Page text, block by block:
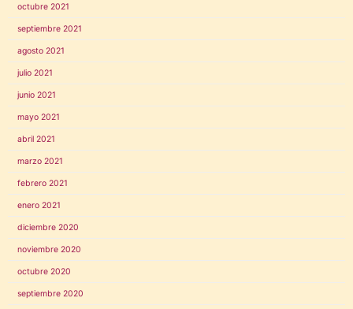
octubre 2021
septiembre 2021
agosto 2021
julio 2021
junio 2021
mayo 2021
abril 2021
marzo 2021
febrero 2021
enero 2021
diciembre 2020
noviembre 2020
octubre 2020
septiembre 2020